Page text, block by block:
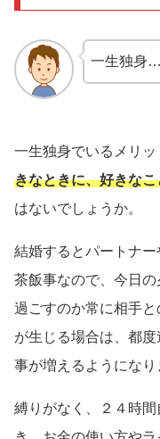
一生独身
一生独身でいるメリッ
きなときに、好きな
はないでしょうか。
結婚するとパートナ
茶飯事なので、今日
過ごすのか常に相手
が生じる場合は、都
事が増えるようになり
縛りがなく、２４時